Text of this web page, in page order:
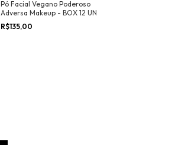
Pó Facial Vegano Poderoso
Adversa Makeup - BOX 12 UN
R$135,00